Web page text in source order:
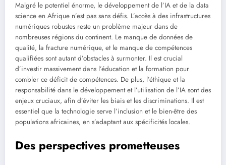
Malgré le potentiel énorme, le développement de l’IA et de la data
science en Afrique n’est pas sans défis. L’accès à des infrastructures
numériques robustes reste un problème majeur dans de
nombreuses régions du continent. Le manque de données de
qualité, la fracture numérique, et le manque de compétences
qualifiées sont autant d’obstacles à surmonter. Il est crucial
d’investir massivement dans l’éducation et la formation pour
combler ce déficit de compétences. De plus, l’éthique et la
responsabilité dans le développement et l’utilisation de l’IA sont des
enjeux cruciaux, afin d’éviter les biais et les discriminations. Il est
essentiel que la technologie serve l’inclusion et le bien-être des
populations africaines, en s’adaptant aux spécificités locales.
Des perspectives prometteuses